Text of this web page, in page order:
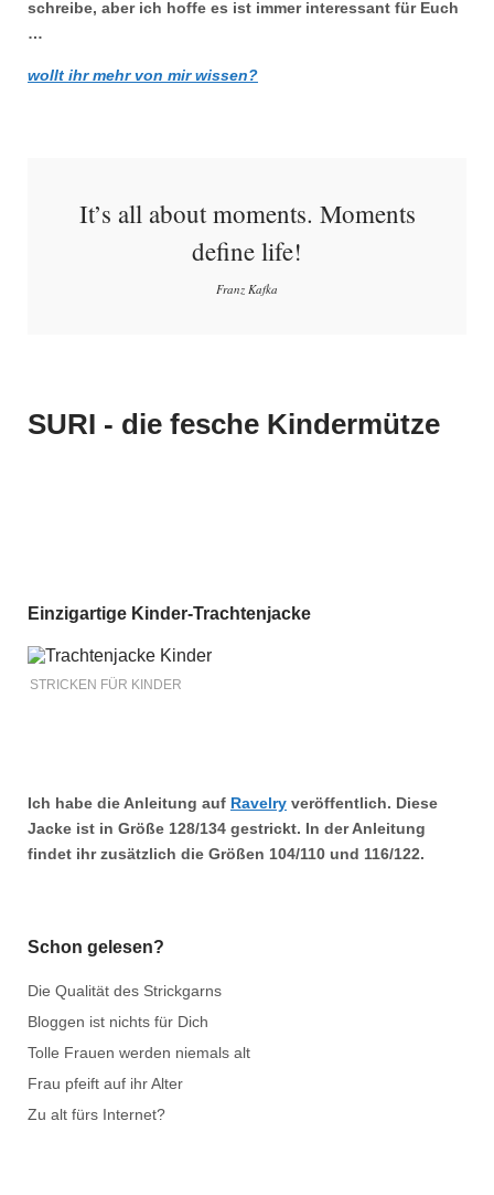
schreibe, aber ich hoffe es ist immer interessant für Euch
…
wollt ihr mehr von mir wissen?
It’s all about moments. Moments
define life!
Franz Kafka
SURI - die fesche Kindermütze
Einzigartige Kinder-Trachtenjacke
STRICKEN FÜR KINDER
Ich habe die Anleitung auf Ravelry veröffentlich. Diese
Jacke ist in Größe 128/134 gestrickt. In der Anleitung
findet ihr zusätzlich die Größen 104/110 und 116/122.
Schon gelesen?
Die Qualität des Strickgarns
Bloggen ist nichts für Dich
Tolle Frauen werden niemals alt
Frau pfeift auf ihr Alter
Zu alt fürs Internet?